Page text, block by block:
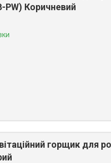
PW) Коричневий
горщик для